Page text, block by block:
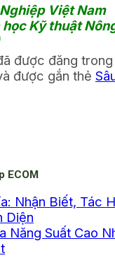
Việt Nam
học Kỹ thuật
được đăng trong
được gắn thẻ
ECOM
Nhận Biết, Tác
Diện
Năng Suất Cao